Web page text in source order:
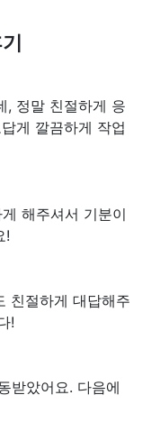
, 정말 친절하게 응
게 깔끔하게 작업
해주셔서 기분이
!
친절하게 대답해주
!
받았어요. 다음에